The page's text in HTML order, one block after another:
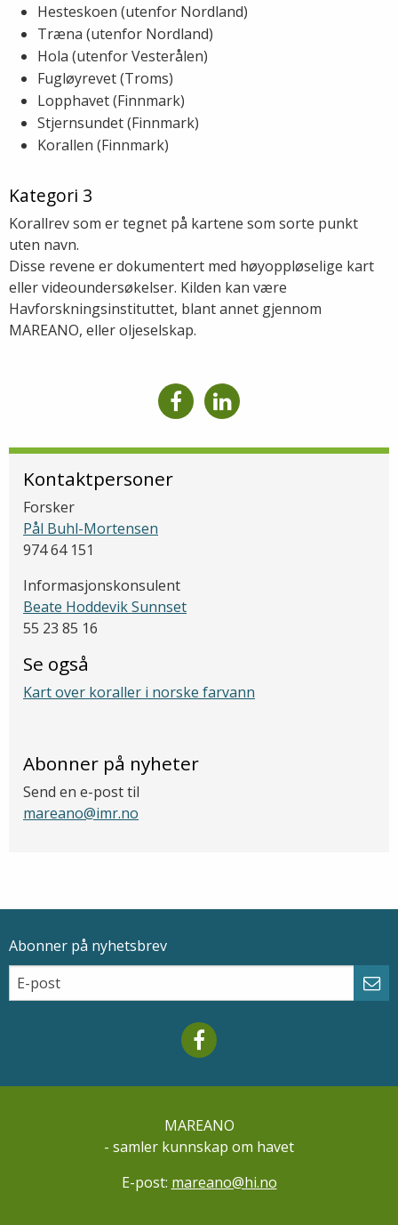
Hesteskoen (utenfor Nordland)
Træna (utenfor Nordland)
Hola (utenfor Vesterålen)
Fugløyrevet (Troms)
Lopphavet (Finnmark)
Stjernsundet (Finnmark)
Korallen (Finnmark)
Kategori 3
Korallrev som er tegnet på kartene som sorte punkt
uten navn.
Disse revene er dokumentert med høyoppløselige kart
eller videoundersøkelser. Kilden kan være
Havforskningsinstituttet, blant annet gjennom
MAREANO, eller oljeselskap.
Kontaktpersoner
Forsker
Pål Buhl-Mortensen
974 64 151
Informasjonskonsulent
Beate Hoddevik Sunnset
55 23 85 16
Se også
Kart over koraller i norske farvann
Abonner på nyheter
Send en e-post til
mareano@imr.no
Epostadresse
Abonner på nyhetsbrev
Email
Mareano facebook
MAREANO
- samler kunnskap om havet
E-post: mareano@hi.no